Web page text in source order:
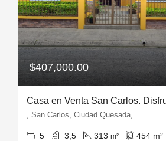
$407,000.00
, San Carlos, Ciudad Quesada,
5 3,5 313 m² 454 m²